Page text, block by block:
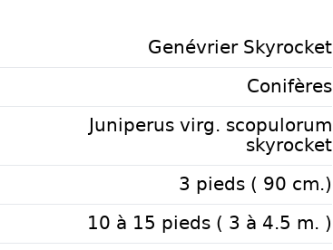
Genévrier Skyrocket
Conifères
Juniperus virg. scopulorum
skyrocket
3 pieds ( 90 cm.)
10 à 15 pieds ( 3 à 4.5 m. )